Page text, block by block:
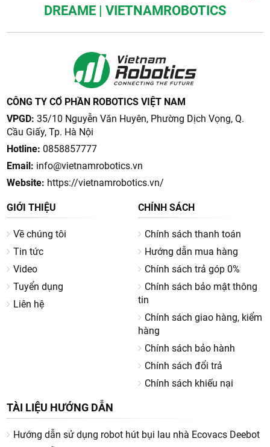
DREAME | VIETNAMROBOTICS
CÔNG TY CỔ PHẦN ROBOTICS VIỆT NAM
VPGD: 35/10 Nguyễn Văn Huyên, Phường Dịch Vọng, Q.
Cầu Giấy, Tp. Hà Nội
Hotline: 0858857777
Email: info@vietnamrobotics.vn
Website: https://vietnamrobotics.vn/
GIỚI THIỆU
Về chúng tôi
Tin tức
Video
Tuyển dụng
Liên hệ
CHÍNH SÁCH
Chính sách thanh toán
Hướng dẫn mua hàng
Chính sách trả góp 0%
Chính sách bảo mật thông
tin
Chính sách giao hàng, kiểm
hàng
Chính sách bảo hành
Chính sách đổi trả
Chính sách khiếu nại
TÀI LIỆU HƯỚNG DẪN
Hướng dẫn sử dụng robot hút bụi lau nhà Ecovacs Deebot